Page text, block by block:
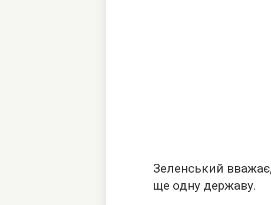
Зеленський
ще одну державу.